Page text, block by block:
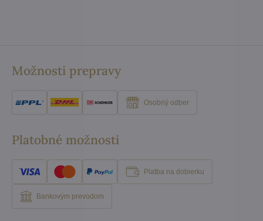
Možnosti prepravy
Osobný odber
Platobné možnosti
Platba na dobierku
Bankovým prevodom